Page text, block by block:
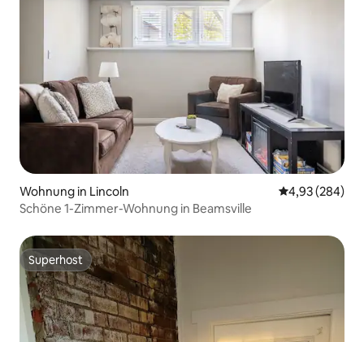
Wohnung in Lincoln
4,93 (284)
Schöne 1-Zimmer-Wohnung in Beamsville
Superhost
Superhost